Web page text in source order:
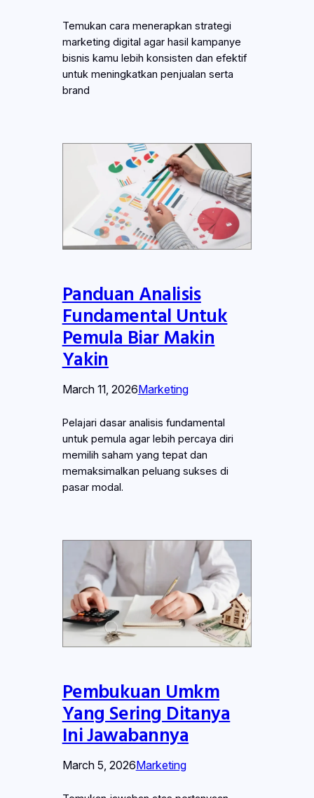
Temukan cara menerapkan strategi
marketing digital agar hasil kampanye
bisnis kamu lebih konsisten dan efektif
untuk meningkatkan penjualan serta
brand
Panduan Analisis
Fundamental Untuk
Pemula Biar Makin
Yakin
March 11, 2026Marketing
Pelajari dasar analisis fundamental
untuk pemula agar lebih percaya diri
memilih saham yang tepat dan
memaksimalkan peluang sukses di
pasar modal.
Pembukuan Umkm
Yang Sering Ditanya
Ini Jawabannya
March 5, 2026Marketing